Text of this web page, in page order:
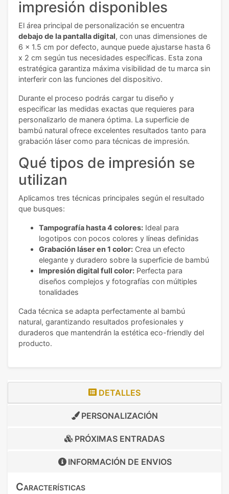
impresión disponibles
El área principal de personalización se encuentra
debajo de la pantalla digital, con unas dimensiones de
6 x 1.5 cm por defecto, aunque puede ajustarse hasta 6
x 2 cm según tus necesidades específicas. Esta zona
estratégica garantiza máxima visibilidad de tu marca sin
interferir con las funciones del dispositivo.
Durante el proceso podrás cargar tu diseño y
especificar las medidas exactas que requieres para
personalizarlo de manera óptima. La superficie de
bambú natural ofrece excelentes resultados tanto para
grabación láser como para técnicas de impresión.
Qué tipos de impresión se
utilizan
Aplicamos tres técnicas principales según el resultado
que busques:
Tampografía hasta 4 colores: Ideal para
logotipos con pocos colores y líneas definidas
Grabación láser en 1 color: Crea un efecto
elegante y duradero sobre la superficie de bambú
Impresión digital full color: Perfecta para
diseños complejos y fotografías con múltiples
tonalidades
Cada técnica se adapta perfectamente al bambú
natural, garantizando resultados profesionales y
duraderos que mantendrán la estética eco-friendly del
producto.
DETALLES
PERSONALIZACIÓN
PRÓXIMAS ENTRADAS
INFORMACIÓN DE ENVIOS
Características